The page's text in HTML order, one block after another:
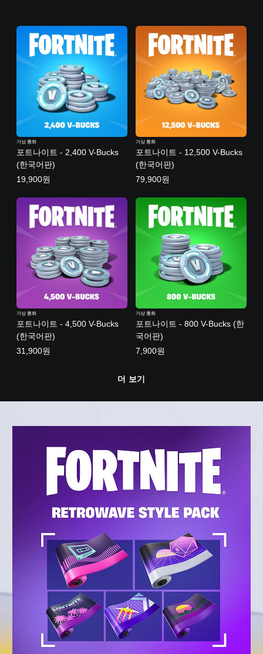
포트나이트 - 2,400 V-Bucks
(한국어판)
가상 통화
19,900원
포트나이트 - 12,500 V-Bucks
(한국어판)
가상 통화
79,900원
포트나이트 - 4,500 V-Bucks
(한국어판)
가상 통화
31,900원
포트나이트 - 800 V-Bucks (한
국어판)
가상 통화
7,900원
더 보기